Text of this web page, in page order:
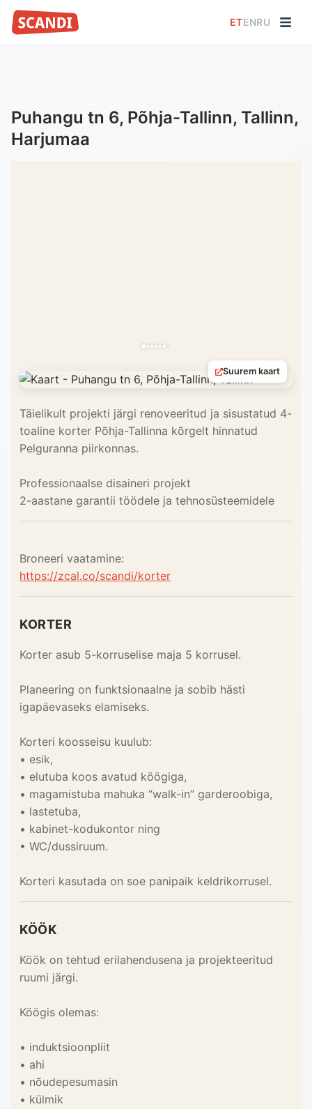
ETENRU
Puhangu tn 6, Põhja-Tallinn, Tallinn,
Harjumaa
Suurem kaart
Täielikult projekti järgi renoveeritud ja sisustatud 4-
toaline korter Põhja-Tallinna kõrgelt hinnatud
Pelguranna piirkonnas.
Professionaalse disaineri projekt
2-aastane garantii töödele ja tehnosüsteemidele
Broneeri vaatamine:
https://zcal.co/scandi/korter
KORTER
Korter asub 5-korruselise maja 5 korrusel.
Planeering on funktsionaalne ja sobib hästi
igapäevaseks elamiseks.
Korteri koosseisu kuulub:
• esik,
• elutuba koos avatud köögiga,
• magamistuba mahuka “walk-in” garderoobiga,
• lastetuba,
• kabinet-kodukontor ning
• WC/dussiruum.
Korteri kasutada on soe panipaik keldrikorrusel.
KÖÖK
Köök on tehtud erilahendusena ja projekteeritud
ruumi järgi.
Köögis olemas:
• induktsioonpliit
• ahi
• nõudepesumasin
• külmik